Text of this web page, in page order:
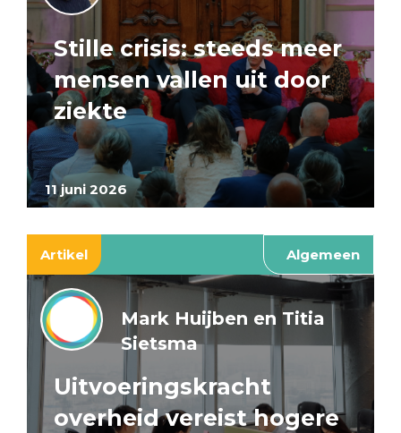
11 juni 2026
Stille crisis: steeds meer
mensen vallen uit door
ziekte
Artikel Algemeen
Mark Huijben en Titia
Sietsma
Uitvoeringskracht
overheid vereist hogere